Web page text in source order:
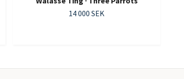
14 000 SEK